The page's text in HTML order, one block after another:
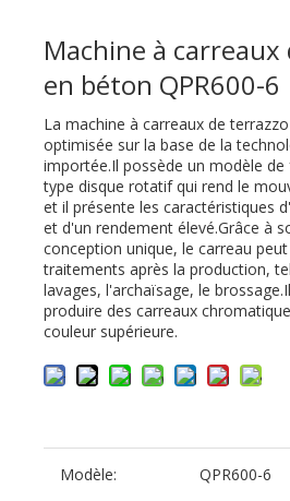
Machine à
en béton QPR600-6
La machine à carreaux de
optimisée sur la base de la
importée.Il possède un modèle
type disque rotatif qui rend le
et il présente les caractéristiques
et d'un rendement élevé.Grâce à
conception unique, le carreau
traitements après la production,
lavages, l'archaïsage, le
produire des carreaux
couleur supérieure.
Modèle:
QPR600-6